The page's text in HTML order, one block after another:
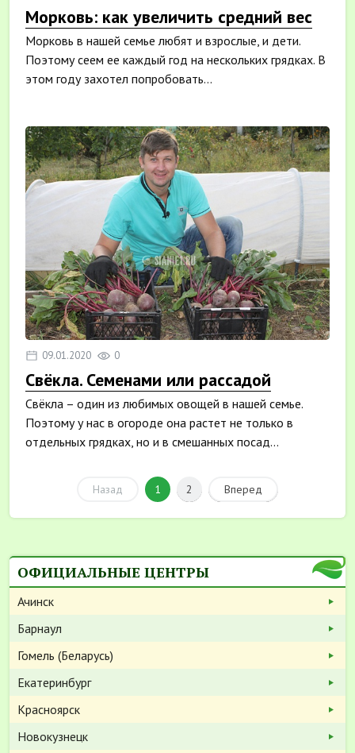
Морковь: как увеличить средний вес
Морковь в нашей семье любят и взрослые, и дети.
Поэтому сеем ее каждый год на нескольких грядках. В
этом году захотел попробовать...
09.01.2020 0
Свёкла. Семенами или рассадой
Свёкла – один из любимых овощей в нашей семье.
Поэтому у нас в огороде она растет не только в
отдельных грядках, но и в смешанных посад...
Назад 1 2 Вперед
ОФИЦИАЛЬНЫЕ ЦЕНТРЫ
Ачинск
Барнаул
Гомель (Беларусь)
Екатеринбург
Красноярск
Новокузнецк